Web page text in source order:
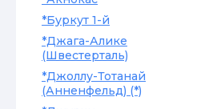
*Буркут 1-й
*Джага-Алике
(Швестерталь)
*Джоллу-Тотанай
(Анненфельд) (*)